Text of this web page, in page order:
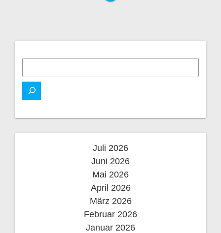
a
g
s
n
Juli 2026
Juni 2026
Mai 2026
April 2026
März 2026
Februar 2026
Januar 2026